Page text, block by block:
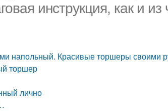
инструкция, как и из
напольный. Красивые торшеры своими
торшер
лично